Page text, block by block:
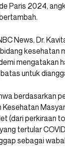
Paris 2024,
News, Dr.
kesehatan
mengatakan
untuk
berdasarkan
Kesehatan
(dari perkiraan
tertular
sebagai